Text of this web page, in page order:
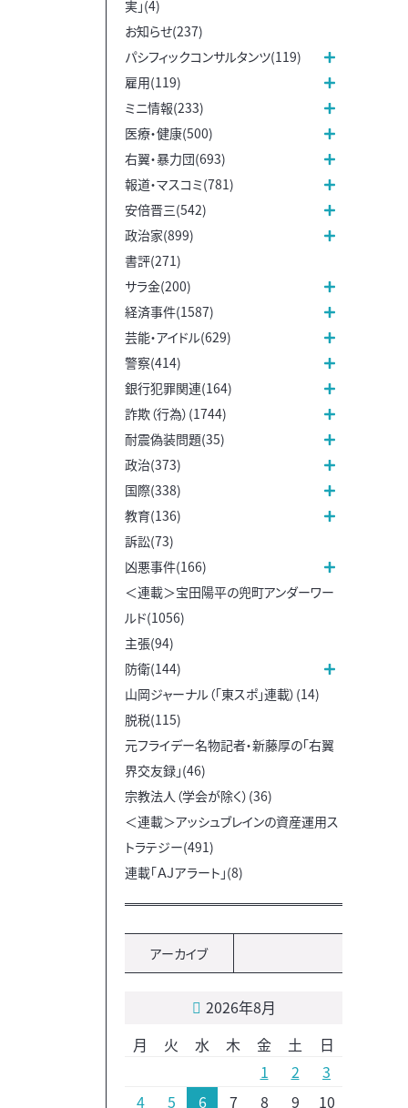
実」(4)
お知らせ(237)
パシフィックコンサルタンツ(119)
雇用(119)
ミニ情報(233)
医療・健康(500)
右翼・暴力団(693)
報道・マスコミ(781)
安倍晋三(542)
政治家(899)
書評(271)
サラ金(200)
経済事件(1587)
芸能・アイドル(629)
警察(414)
銀行犯罪関連(164)
詐欺（行為）(1744)
耐震偽装問題(35)
政治(373)
国際(338)
教育(136)
訴訟(73)
凶悪事件(166)
＜連載＞宝田陽平の兜町アンダーワー
ルド(1056)
主張(94)
防衛(144)
山岡ジャーナル（「東スポ」連載）(14)
脱税(115)
元フライデー名物記者・新藤厚の「右翼
界交友録」(46)
宗教法人（学会が除く）(36)
＜連載＞アッシュブレインの資産運用ス
トラテジー(491)
連載「ＡＪアラート」(8)
アーカイブ
2026年8月
月
火 水 木 金 土
日
1
2
3
4
5 6 7 8 9 10